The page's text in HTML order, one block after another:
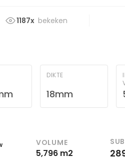
1187x bekeken
DIKTE
18mm
VOLUME
5,796 m2